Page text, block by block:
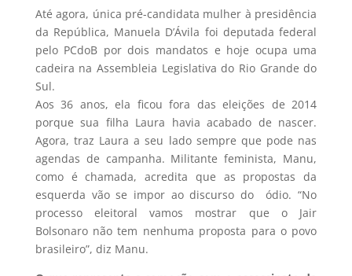
Até agora, única pré-candidata mulher à presidência
da República, Manuela D’Ávila foi deputada federal
pelo PCdoB por dois mandatos e hoje ocupa uma
cadeira na Assembleia Legislativa do Rio Grande do
Sul.
Aos 36 anos, ela ficou fora das eleições de 2014
porque sua filha Laura havia acabado de nascer.
Agora, traz Laura a seu lado sempre que pode nas
agendas de campanha. Militante feminista, Manu,
como é chamada, acredita que as propostas da
esquerda vão se impor ao discurso do ódio. “No
processo eleitoral vamos mostrar que o Jair
Bolsonaro não tem nenhuma proposta para o povo
brasileiro”, diz Manu.